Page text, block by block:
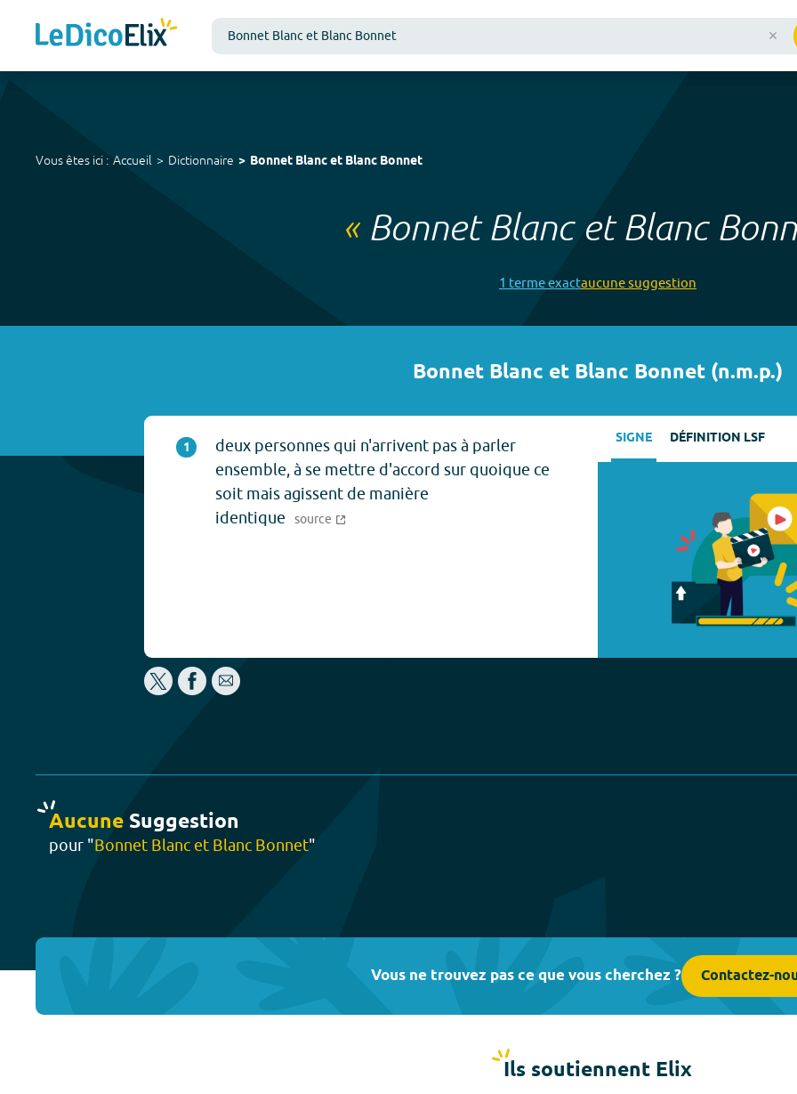
Vous êtes ici : Accueil Dictionnaire Bonnet Blanc et Blanc Bonnet
« Bonnet Blanc et Blanc
1 termeexactaucunesuggestion
Bonnet Blanc et Blanc Bonnet (n.m.p.)
1
deux personnes qui n'arrivent pas à parler
ensemble, à se mettre d'accord sur quoique ce
soit mais agissent de manière
identique
source
SIGNE DÉFINITION LSF
Aucune Suggestion
pour "Bonnet Blanc et Blanc Bonnet"
Vous ne trouvez pas ce que vous cherchez ? Contactez-
Ils soutiennent Elix